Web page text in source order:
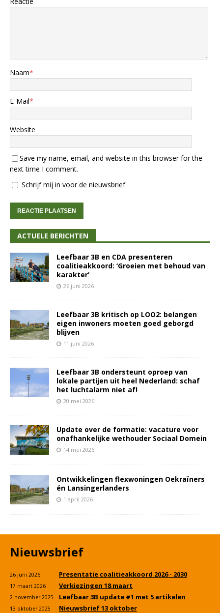
Naam*
E-Mail*
Website
Save my name, email, and website in this browser for the
next time I comment.
Schrijf mij in voor de nieuwsbrief
ACTUELE BERICHTEN
Leefbaar 3B en CDA presenteren
coalitieakkoord: ‘Groeien met behoud van
karakter’
26 juni 2026
Leefbaar 3B kritisch op LOO2: belangen
eigen inwoners moeten goed geborgd
blijven
11 juni 2026
Leefbaar 3B ondersteunt oproep van
lokale partijen uit heel Nederland: schaf
het luchtalarm niet af!
20 mei 2026
Update over de formatie: vacature voor
onafhankelijke wethouder Sociaal Domein
14 mei 2026
Ontwikkelingen flexwoningen Oekraïners
én Lansingerlanders
1 april 2026
Nieuwsbrief
26 juni 2026 Presentatie coalitieakkoord 2026 - 2030
17 maart 2026 Verkiezingen 18 maart
2 november 2025 Leefbaar 3B update #1 met 5 artikelen
13 oktober 2025 Nieuwsbrief 13 oktober